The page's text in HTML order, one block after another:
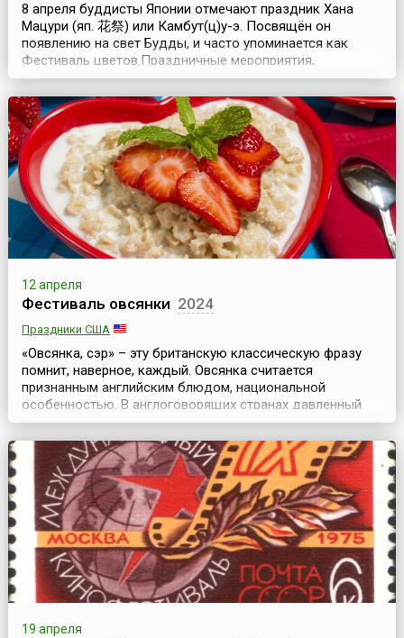
8 апреля буддисты Японии отмечают праздник Хана
Мацури (яп. 花祭) или Камбут(ц)у-э. Посвящён он
появлению на свет Будды, и часто упоминается как
Фестиваль цветов.Праздничные мероприятия,
посвящённые Дню Рождения основателя одной из
мировых религий, были известны ещё в начале нашей
эры, хотя популярность приобрели во второй половине
19 века.Все церемониальные действия, проводящиеся в
этот ден...
12 апреля
Фестиваль овсянки 2024
Праздники США
«Овсянка, сэр» – эту британскую классическую фразу
помнит, наверное, каждый. Овсянка считается
признанным английским блюдом, национальной
особенностью. В англоговорящих странах давленный
овес (овсяные хлопья) известен под названием
«протестантский овес» (англ. Quakers oats). Так же
называется и каша из хлопьев. Однако не только
туманный Альбион может похвастать своей любовью к
этому замечательному...
19 апреля